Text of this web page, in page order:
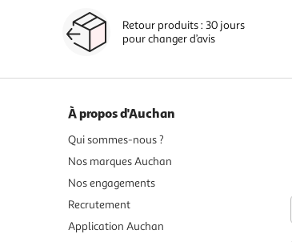
Retour produits : 30 jours
pour changer d’avis
À propos d'Auchan
Qui sommes-nous ?
Nos marques Auchan
Nos engagements
Recrutement
Application Auchan